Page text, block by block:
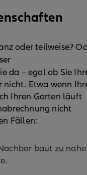
oder teilweise?
da – egal ob Sie
nicht. Etwa wenn
Ihren Garten läuft
nicht
Fällen:
baut zu